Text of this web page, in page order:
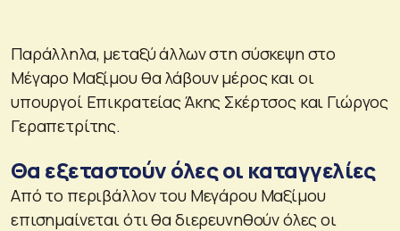
Παράλληλα, μεταξύ άλλων στη σύσκεψη στο
Μέγαρο Μαξίμου θα λάβουν μέρος και οι
υπουργοί Επικρατείας Άκης Σκέρτσος και Γιώργος
Γεραπετρίτης.
Θα εξεταστούν όλες οι καταγγελίες
Από το περιβάλλον του Μεγάρου Μαξίμου
επισημαίνεται ότι θα διερευνηθούν όλες οι